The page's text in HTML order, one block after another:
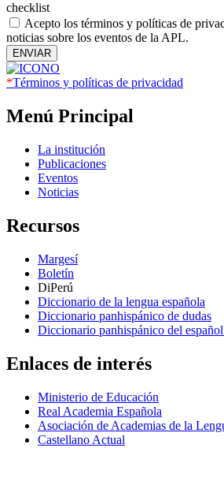
checklist
Acepto los términos y políticas de
noticias sobre los eventos de la APL.
ENVIAR
*Términos y políticas de privacidad
Menú Principal
La institución
Publicaciones
Eventos
Noticias
Recursos
Margesí
Boletín
DiPerú
Diccionario de la lengua española
Diccionario panhispánico de dudas
Diccionario panhispánico del
Enlaces de interés
Ministerio de Educación
Real Academia Española
Asociación de Academias de la
Castellano Actual